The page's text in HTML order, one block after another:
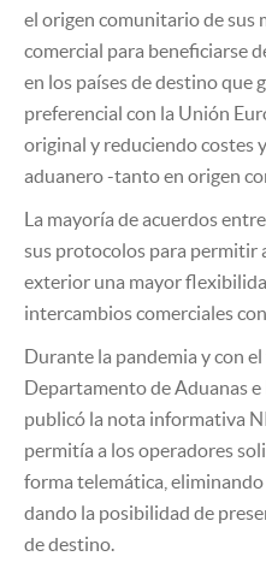
el origen comunitario de sus
comercial para beneficiarse
en los países de destino que
preferencial con la Unión
original y reduciendo costes
aduanero -tanto en origen
La mayoría de acuerdos
sus protocolos para permitir
exterior una mayor
intercambios comerciales
Durante la pandemia y con
Departamento de Aduanas
publicó la nota informativa
permitía a los operadores
forma telemática,
dando la posibilidad de
de destino.